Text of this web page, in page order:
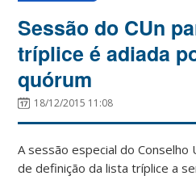
Sessão do CUn
tríplice é adiada
quórum
18/12/2015 11:08
A sessão especial do Conselho
de definição da lista tríplice a